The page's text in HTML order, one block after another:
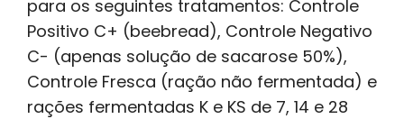
para os seguintes tratamentos: Controle
Positivo C+ (beebread), Controle Negativo
C- (apenas solução de sacarose 50%),
Controle Fresca (ração não fermentada) e
rações fermentadas K e KS de 7, 14 e 28